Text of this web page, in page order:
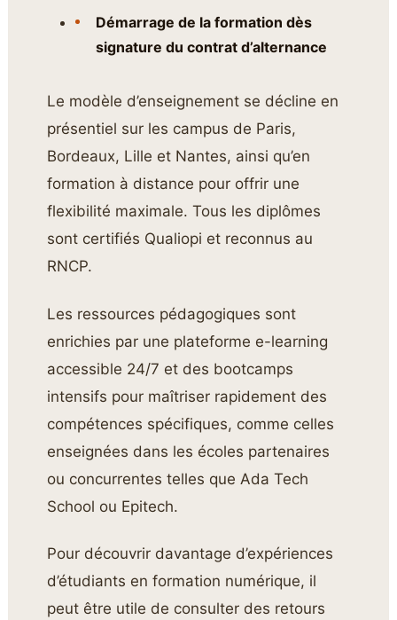
Démarrage de la formation dès
signature du contrat d’alternance
Le modèle d’enseignement se décline en
présentiel sur les campus de Paris,
Bordeaux, Lille et Nantes, ainsi qu’en
formation à distance pour offrir une
flexibilité maximale. Tous les diplômes
sont certifiés Qualiopi et reconnus au
RNCP.
Les ressources pédagogiques sont
enrichies par une plateforme e-learning
accessible 24/7 et des bootcamps
intensifs pour maîtriser rapidement des
compétences spécifiques, comme celles
enseignées dans les écoles partenaires
ou concurrentes telles que Ada Tech
School ou Epitech.
Pour découvrir davantage d’expériences
d’étudiants en formation numérique, il
peut être utile de consulter des retours